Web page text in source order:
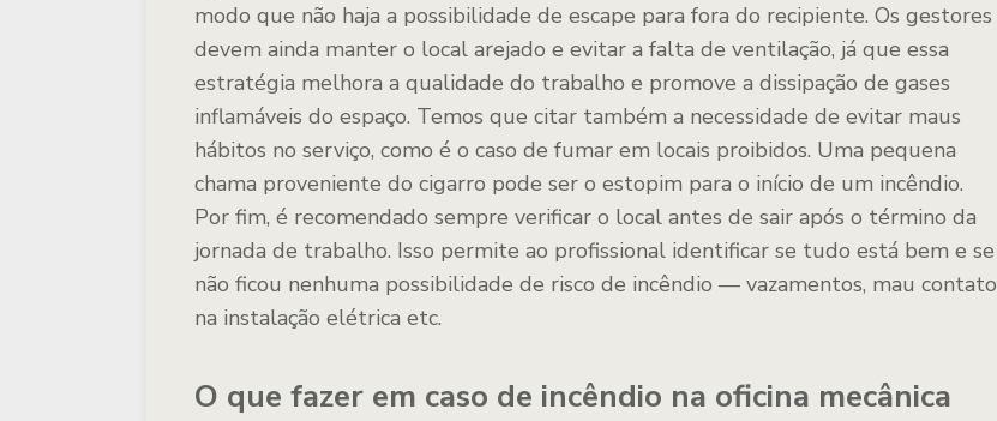
modo que não haja a possibilidade de escape para fora do recipiente. Os gestores
devem ainda manter o local arejado e evitar a falta de ventilação, já que essa
estratégia melhora a qualidade do trabalho e promove a dissipação de gases
inflamáveis do espaço. Temos que citar também a necessidade de evitar maus
hábitos no serviço, como é o caso de fumar em locais proibidos. Uma pequena
chama proveniente do cigarro pode ser o estopim para o início de um incêndio.
Por fim, é recomendado sempre verificar o local antes de sair após o término da
jornada de trabalho. Isso permite ao profissional identificar se tudo está bem e se
não ficou nenhuma possibilidade de risco de incêndio — vazamentos, mau contato
na instalação elétrica etc.
O que fazer em caso de incêndio na oficina mecânica